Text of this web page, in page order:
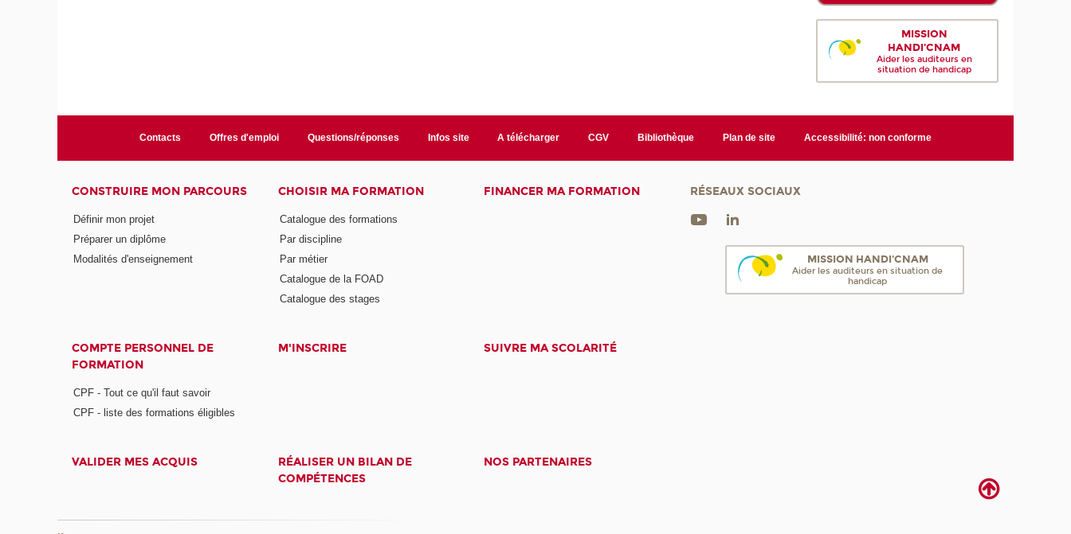
MISSION
HANDI'CNAM
Aider les auditeurs en
situation de handicap
Contacts Offres d'emploi Questions/réponses Infos site A télécharger CGV Bibliothèque Plan de site Accessibilité: non conforme
CONSTRUIRE MON PARCOURS
Définir mon projet
Préparer un diplôme
Modalités d'enseignement
CHOISIR MA FORMATION
Catalogue des formations
Par discipline
Par métier
Catalogue de la FOAD
Catalogue des stages
FINANCER MA FORMATION
COMPTE PERSONNEL DE
FORMATION
CPF - Tout ce qu'il faut savoir
CPF - liste des formations éligibles
M'INSCRIRE SUIVRE MA SCOLARITÉ
VALIDER MES ACQUIS
RÉALISER UN BILAN DE
COMPÉTENCES
NOS PARTENAIRES
RÉSEAUX SOCIAUX
MISSION HANDI'CNAM
Aider les auditeurs en situation de
handicap